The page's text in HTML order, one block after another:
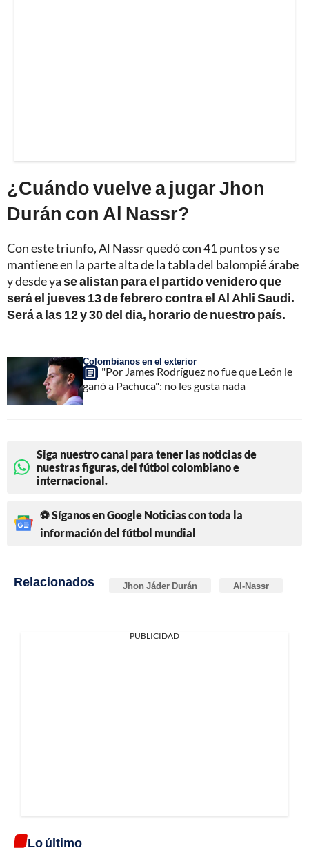
¿Cuándo vuelve a jugar Jhon
Durán con Al Nassr?
Con este triunfo, Al Nassr quedó con 41 puntos y se
mantiene en la parte alta de la tabla del balompié árabe
y desde yase alistan para el partido venidero que
será el jueves 13 de febrero contra el Al Ahli Saudi.
Será a las 12 y 30 del dia, horario de nuestro país.
Colombianos en el exterior
"Por James Rodríguez no fue que León le
ganó a Pachuca": no les gusta nada
Siga nuestro canal para tener las noticias de
nuestras figuras, del fútbol colombiano e
internacional.
⚽ Síganos en Google Noticias con toda la
información del fútbol mundial
Relacionados Jhon Jáder Durán Al-Nassr
PUBLICIDAD
Lo último